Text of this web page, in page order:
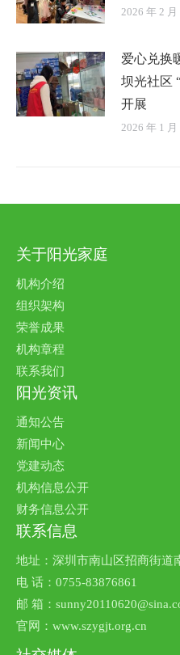
2026 年 2 月
爱心兑换
坝光社区
开展
2026 年 1 月
关于阳光家庭
机构介绍
组织架构
荣誉成果
机构章程
联系我们
阳光资讯
通知公告
新闻中心
党建动态
机构信息公开
财务信息公开
联系信息
地址：深圳市南山区招商街道
电 话：0755-83876861
邮 箱：
官网：www.szygjt.org.cn